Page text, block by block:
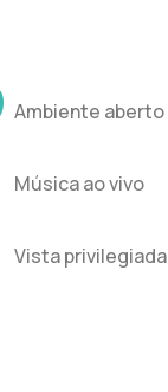
Ambiente aberto
Música ao vivo
Vista privilegiada